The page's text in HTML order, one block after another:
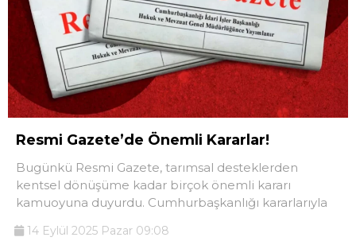
Resmi Gazete’de Önemli Kararlar!
Bugünkü Resmi Gazete, tarımsal desteklerden
kentsel dönüşüme kadar birçok önemli kararı
kamuoyuna duyurdu. Cumhurbaşkanlığı kararlarıyla
14 Eylül 2025 Pazar 09:08